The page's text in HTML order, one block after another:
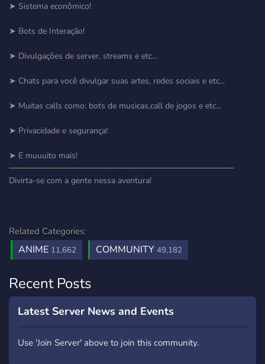
➤ Sistema econômico!
➤ Bots de Interação!
➤ Divulgações de server, streams e etc...
➤ Chats para você divulgar suas artes, redes sociais e etc...
➤ Muitas calls como: bots de musicas,call de jogos e etc...
➤ Privacidade e segurança!
➤ E muuuito mais!
──────────────────────────────────────
Divirta-se com a gente nessa aventura!
Related Categories:
ANIME 11,662 COMMUNITY 49,182
Recent Posts
Latest Server News and Events
Use 'Join Server' above to join this community.